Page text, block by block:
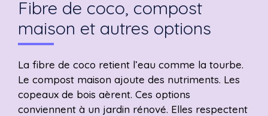
Fibre de coco, compost
maison et autres options
La fibre de coco retient l’eau comme la tourbe.
Le compost maison ajoute des nutriments. Les
copeaux de bois aèrent. Ces options
conviennent à un jardin rénové. Elles respectent